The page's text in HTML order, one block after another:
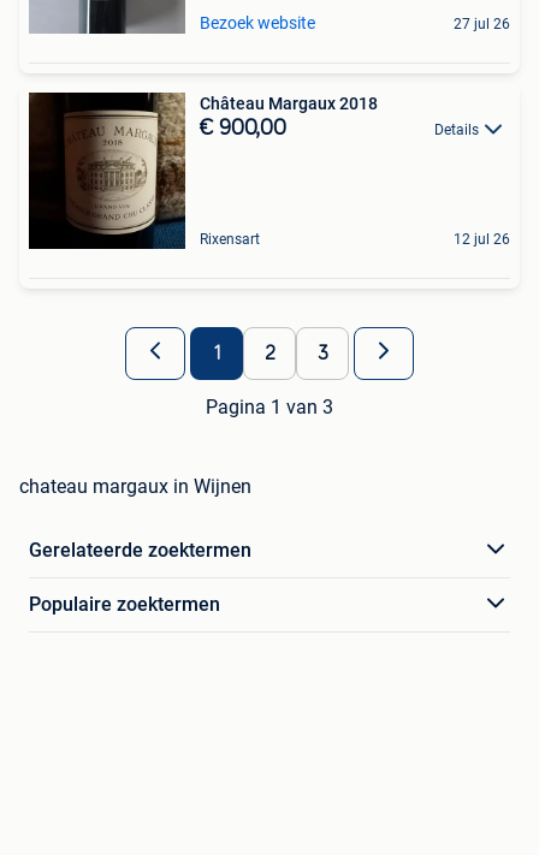
Bezoek website 27 jul 26
Château Margaux 2018
€ 900,00 Details
Rixensart 12 jul 26
1 2 3
Pagina 1 van 3
chateau margaux in Wijnen
Gerelateerde zoektermen
Populaire zoektermen